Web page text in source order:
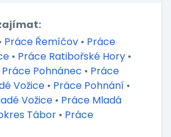
Práce Řemíčov • Práce
• Práce Ratibořské Hory •
Práce Pohnánec • Práce
Vožice • Práce Pohnání •
Vožice • Práce Mladá
Tábor • Práce